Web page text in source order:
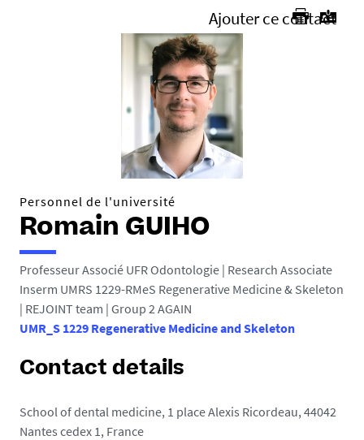
Ajouter ce contact
Personnel de l'université
Romain GUIHO
Professeur Associé UFR Odontologie | Research Associate
Inserm UMRS 1229-RMeS Regenerative Medicine & Skeleton
| REJOINT team | Group 2 AGAIN
UMR_S 1229 Regenerative Medicine and Skeleton
Contact details
School of dental medicine, 1 place Alexis Ricordeau, 44042
Nantes cedex 1, France